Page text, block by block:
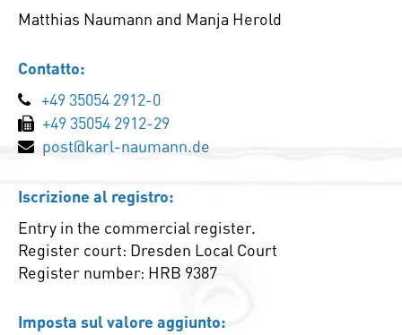
Matthias Naumann and Manja Herold
Contatto:
+49 35054 2912-0
+49 35054 2912-29
post@karl-naumann.de
Iscrizione al registro:
Entry in the commercial register.
Register court: Dresden Local Court
Register number: HRB 9387
Imposta sul valore aggiunto: